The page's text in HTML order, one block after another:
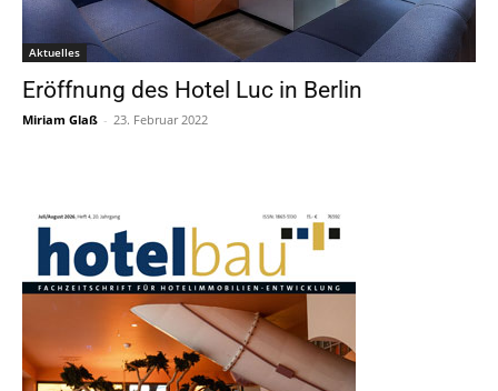
Aktuelles
Eröffnung des Hotel Luc in Berlin
Miriam Glaß - 23. Februar 2022